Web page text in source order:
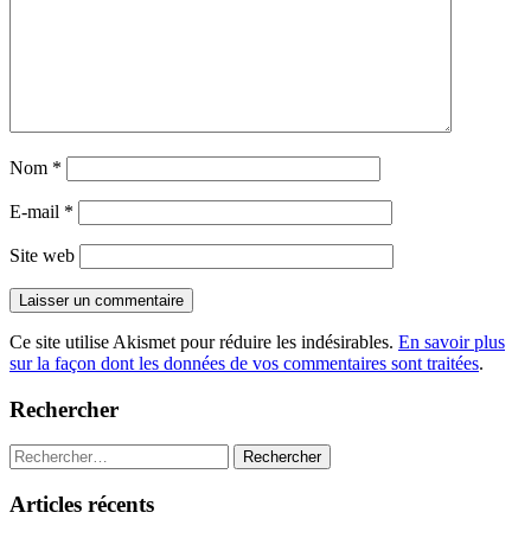
Nom *
E-mail *
Site web
Ce site utilise Akismet pour réduire les indésirables. En savoir plus
sur la façon dont les données de vos commentaires sont traitées.
Rechercher
Rechercher :
Articles récents